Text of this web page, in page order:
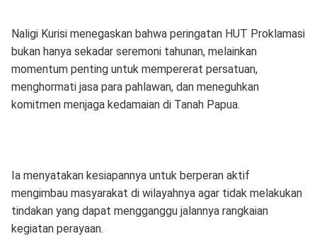
Naligi Kurisi menegaskan bahwa peringatan HUT Proklamasi
bukan hanya sekadar seremoni tahunan, melainkan
momentum penting untuk mempererat persatuan,
menghormati jasa para pahlawan, dan meneguhkan
komitmen menjaga kedamaian di Tanah Papua.
Ia menyatakan kesiapannya untuk berperan aktif
mengimbau masyarakat di wilayahnya agar tidak melakukan
tindakan yang dapat mengganggu jalannya rangkaian
kegiatan perayaan.